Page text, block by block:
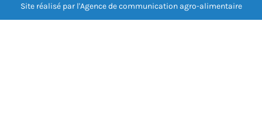
Site réalisé par l'Agence de communication agro-alimentaire